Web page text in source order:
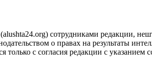
сотрудниками редакции,
о правах на результаты
с согласия редакции с